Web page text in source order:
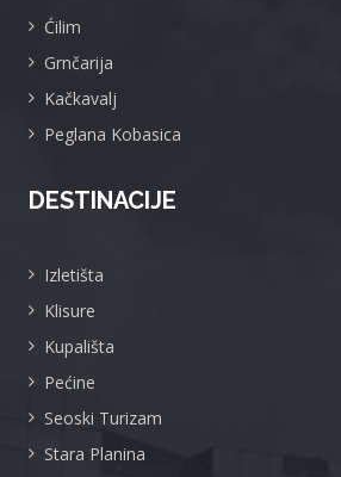
Ćilim
Grnčarija
Kačkavalj
Peglana Kobasica
DESTINACIJE
Izletišta
Klisure
Kupališta
Pećine
Seoski Turizam
Stara Planina